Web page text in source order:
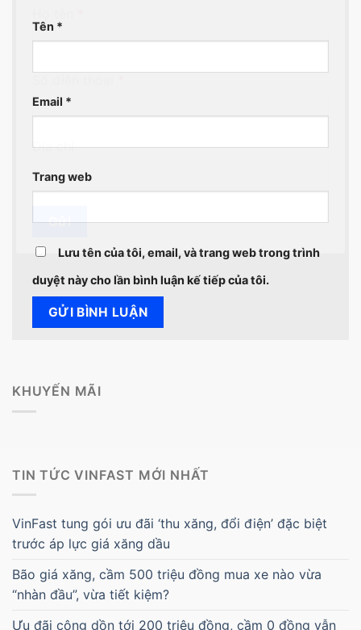
Tên *
Email *
Trang web
Lưu tên của tôi, email, và trang web trong trình
duyệt này cho lần bình luận kế tiếp của tôi.
KHUYẾN MÃI
TIN TỨC VINFAST MỚI NHẤT
VinFast tung gói ưu đãi ‘thu xăng, đổi điện’ đặc biệt
trước áp lực giá xăng dầu
Bão giá xăng, cầm 500 triệu đồng mua xe nào vừa
“nhàn đầu”, vừa tiết kiệm?
Ưu đãi cộng dồn tới 200 triệu đồng, cầm 0 đồng vẫn
Địa chỉ
Gửi